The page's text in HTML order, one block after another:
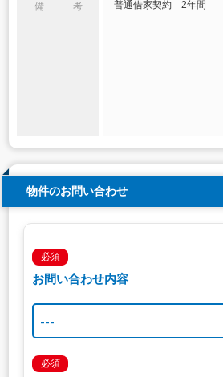
備 考 普通借家契約 2年間
物件のお問い合わせ
必須
お問い合わせ内容
必須